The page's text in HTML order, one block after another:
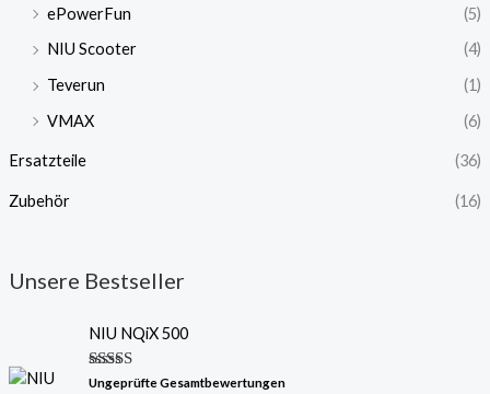
ePowerFun
(5)
NIU Scooter
(4)
Teverun
(1)
VMAX
(6)
Ersatzteile (36)
Zubehör (16)
Unsere Bestseller
NIU NQiX 500
Bewertet
Ungeprüfte Gesamtbewertungen